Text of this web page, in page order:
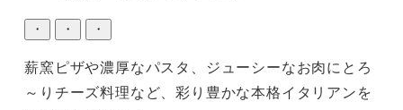
・ ・ ・
薪窯ピザや濃厚なパスタ、ジューシーなお肉にとろ
～りチーズ料理など、彩り豊かな本格イタリアンを